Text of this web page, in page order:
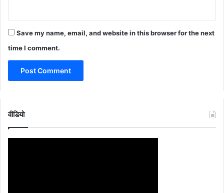
Save my name, email, and website in this browser for the next
time I comment.
वीडियो